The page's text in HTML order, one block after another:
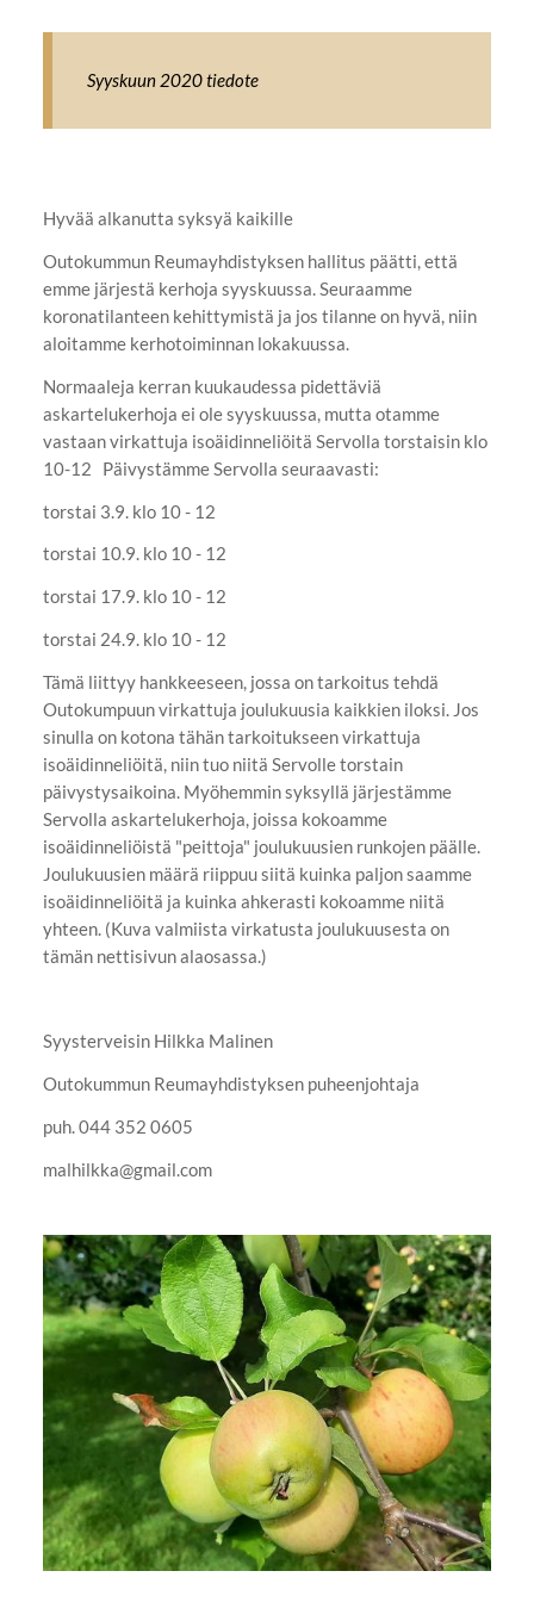
Syyskuun 2020 tiedote
Hyvää alkanutta syksyä kaikille
Outokummun Reumayhdistyksen hallitus päätti, että
emme järjestä kerhoja syyskuussa. Seuraamme
koronatilanteen kehittymistä ja jos tilanne on hyvä, niin
aloitamme kerhotoiminnan lokakuussa.
Normaaleja kerran kuukaudessa pidettäviä
askartelukerhoja ei ole syyskuussa, mutta otamme
vastaan virkattuja isoäidinneliöitä Servolla torstaisin klo
10-12 Päivystämme Servolla seuraavasti:
torstai 3.9. klo 10 - 12
torstai 10.9. klo 10 - 12
torstai 17.9. klo 10 - 12
torstai 24.9. klo 10 - 12
Tämä liittyy hankkeeseen, jossa on tarkoitus tehdä
Outokumpuun virkattuja joulukuusia kaikkien iloksi. Jos
sinulla on kotona tähän tarkoitukseen virkattuja
isoäidinneliöitä, niin tuo niitä Servolle torstain
päivystysaikoina. Myöhemmin syksyllä järjestämme
Servolla askartelukerhoja, joissa kokoamme
isoäidinneliöistä "peittoja" joulukuusien runkojen päälle.
Joulukuusien määrä riippuu siitä kuinka paljon saamme
isoäidinneliöitä ja kuinka ahkerasti kokoamme niitä
yhteen. (Kuva valmiista virkatusta joulukuusesta on
tämän nettisivun alaosassa.)
Syysterveisin Hilkka Malinen
Outokummun Reumayhdistyksen puheenjohtaja
puh. 044 352 0605
malhilkka@gmail.com